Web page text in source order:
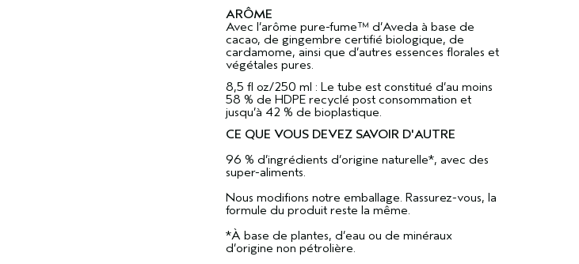
ARÔME
Avec l’arôme pure-fume™ d’Aveda à base de
cacao, de gingembre certifié biologique, de
cardamome, ainsi que d’autres essences florales et
végétales pures.
8,5 fl oz/250 ml : Le tube est constitué d’au moins
58 % de HDPE recyclé post consommation et
jusqu’à 42 % de bioplastique.
CE QUE VOUS DEVEZ SAVOIR D'AUTRE
96 % d’ingrédients d’origine naturelle*, avec des
super-aliments.
Nous modifions notre emballage. Rassurez-vous, la
formule du produit reste la même.
*À base de plantes, d’eau ou de minéraux
d’origine non pétrolière.